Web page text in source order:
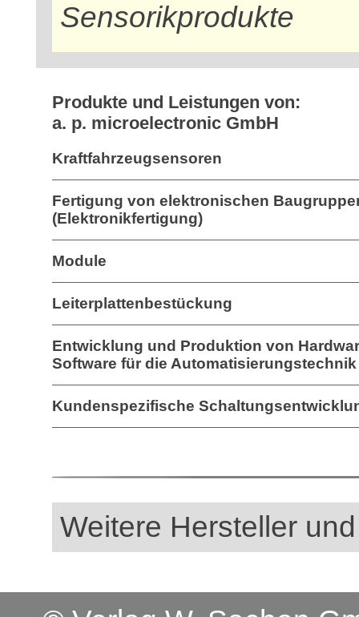
Sensorikprodukte
Produkte und Leistungen von:
a. p. microelectronic GmbH
Kraftfahrzeugsensoren
Fertigung von elektronischen
(Elektronikfertigung)
Module
Leiterplattenbestückung
Entwicklung und Produktion von
Software für die Automatisierungstechnik
Kundenspezifische
Weitere Hersteller